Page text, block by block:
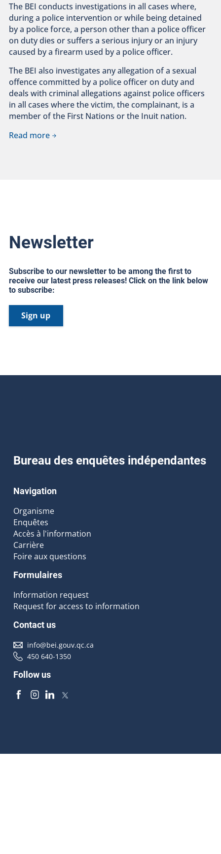
The BEI conducts investigations in all cases where,
during a police intervention or while being detained
by a police force, a person other than a police officer
on duty dies or suffers a serious injury or an injury
caused by a firearm used by a police officer.
The BEI also investigates any allegation of a sexual
offence committed by a police officer on duty and
deals with criminal allegations against police officers
in all cases where the victim, the complainant, is a
member of the First Nations or the Inuit nation.
Read more
Newsletter
Subscribe to our newsletter to be among the first to
receive our latest press releases! Click on the link below
to subscribe:
Sign up
Bureau des enquêtes indépendantes
Navigation
Organisme
Enquêtes
Accès à l'information
Carrière
Foire aux questions
Formulaires
Information request
Request for access to information
Contact us
info@bei.gouv.qc.ca
450 640-1350
Follow us